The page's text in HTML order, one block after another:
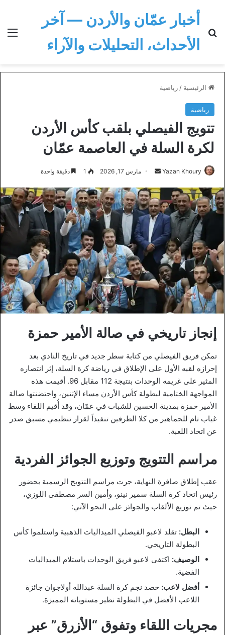
أخبار عمّان والأردن — آخر
الأحداث، التحليلات والآراء
الرئيسية / رياضية
رياضية
تتويج الفيصلي بلقب كأس الأردن
لكرة السلة في العاصمة عمّان
Yazan Khoury
أرسل
إلكترونيا
مارس 17, 2026 1 دقيقة واحدة
إنجاز تاريخي في صالة الأمير حمزة
تمكن فريق الفيصلي من كتابة سطر جديد في تاريخ النادي بعد
إحرازه لقبه الأول على الإطلاق في رياضة كرة السلة، إثر انتصاره
المثير على غريمه الوحدات بنتيجة 112 مقابل 96. أقيمت هذه
المواجهة الختامية لبطولة كأس الأردن مساء الإثنين، واحتضنتها صالة
الأمير حمزة بمدينة الحسين للشباب في عمّان، وقد أُقيم اللقاء وسط
غياب تام للجماهير من كلا الطرفين تنفيذاً لقرار تنظيمي مسبق صدر
عن اتحاد اللعبة.
مراسم التتويج وتوزيع الجوائز الفردية
عقب إطلاق صافرة النهاية، جرت مراسم التتويج الرسمية بحضور
رئيس اتحاد كرة السلة سمير نينو، وأمين السر مصطفى اللوزي،
حيث تم توزيع الألقاب والجوائز على النحو الآتي:
البطل: تقلد لاعبو الفيصلي الميداليات الذهبية واستلموا كأس
البطولة التاريخي.
الوصيف: اكتفى لاعبو فريق الوحدات باستلام الميداليات
الفضية.
أفضل لاعب: حصد نجم كرة السلة عبدالله أولاجوان جائزة
اللاعب الأفضل في البطولة نظير مستوياته المميزة.
مجريات اللقاء وتفوق “الأزرق” عبر